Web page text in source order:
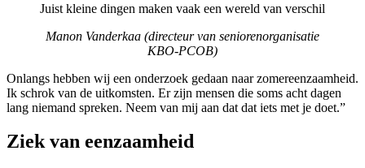
Juist kleine dingen maken vaak een wereld van verschil
Manon Vanderkaa (directeur van seniorenorganisatie
KBO-PCOB)
Onlangs hebben wij een onderzoek gedaan naar zomereenzaamheid.
Ik schrok van de uitkomsten. Er zijn mensen die soms acht dagen
lang niemand spreken. Neem van mij aan dat dat iets met je doet.”
Ziek van eenzaamheid